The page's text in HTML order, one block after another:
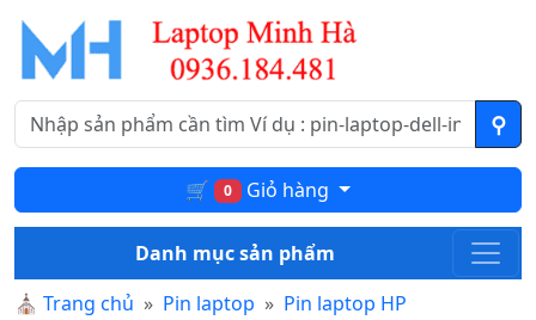
🛒 0 Giỏ hàng
Danh mục sản phẩm
⛪ Trang chủ Pin laptop Pin laptop HP